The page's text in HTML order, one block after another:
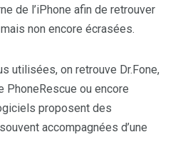
de l’iPhone afin de retrouver
non encore écrasées.
utilisées, on retrouve Dr.Fone,
PhoneRescue ou encore
proposent des
accompagnées d’une